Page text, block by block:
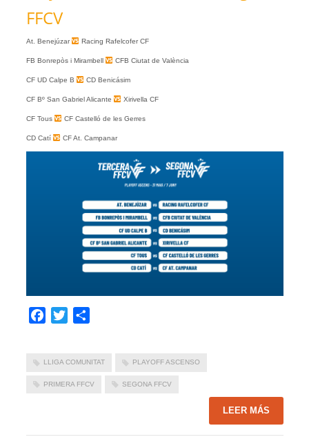
FFCV
At. Benejúzar Racing Rafelcofer CF
FB Bonrepòs i Mirambell CFB Ciutat de València
CF UD Calpe B CD Benicásim
CF Bº San Gabriel Alicante Xirivella CF
CF Tous CF Castelló de les Gerres
CD Catí CF At. Campanar
Facebook
Twitter
LLIGA COMUNITAT PLAYOFF ASCENSO
PRIMERA FFCV SEGONA FFCV
LEER MÁS